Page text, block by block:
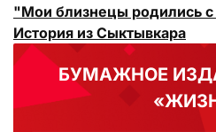
"Мои близнецы родились с
История из Сыктывкара
БУМАЖНОЕ